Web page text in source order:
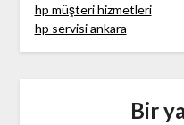
hp müşteri hizmetleri
hp servisi ankara
Bir